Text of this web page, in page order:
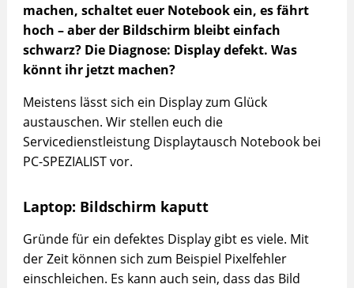
machen, schaltet euer Notebook ein, es fährt
hoch – aber der Bildschirm bleibt einfach
schwarz? Die Diagnose: Display defekt. Was
könnt ihr jetzt machen?
Meistens lässt sich ein Display zum Glück
austauschen. Wir stellen euch die
Servicedienstleistung Displaytausch Notebook bei
PC-SPEZIALIST vor.
Laptop: Bildschirm kaputt
Gründe für ein defektes Display gibt es viele. Mit
der Zeit können sich zum Beispiel Pixelfehler
einschleichen. Es kann auch sein, dass das Bild